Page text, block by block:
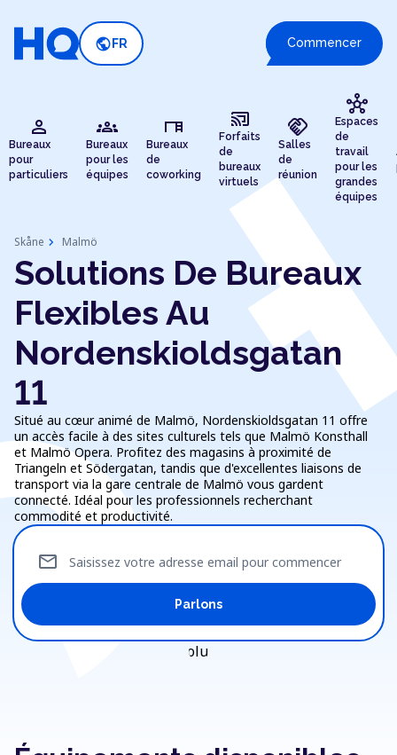
public FR Commencer
person
Bureaux
pour
particuliers
groups
Bureaux
pour les
équipes
desk
Bureaux
de
coworking
cast_connected
Forfaits
de
bureaux
virtuels
handshake
Salles
de
réunion
hub
Espaces
de
travail
pour les
grandes
équipes
Skåne chevron_right Malmö
Solutions De Bureaux
Flexibles Au
Nordenskioldsgatan
11
Situé au cœur animé de Malmö, Nordenskioldsgatan 11 offre
un accès facile à des sites culturels tels que Malmö Konsthall
et Malmö Opera. Profitez des magasins à proximité de
Triangeln et Södergatan, tandis que d'excellentes liaisons de
transport via la gare centrale de Malmö vous gardent
connecté. Idéal pour les professionnels recherchant
commodité et productivité.
Saisissez votre adresse email pour commencer
mail
Parlons